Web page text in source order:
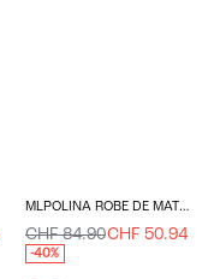
MLPOLINA ROBE DE MATERNITÉ
CHF 84.90CHF 50.94
-40%